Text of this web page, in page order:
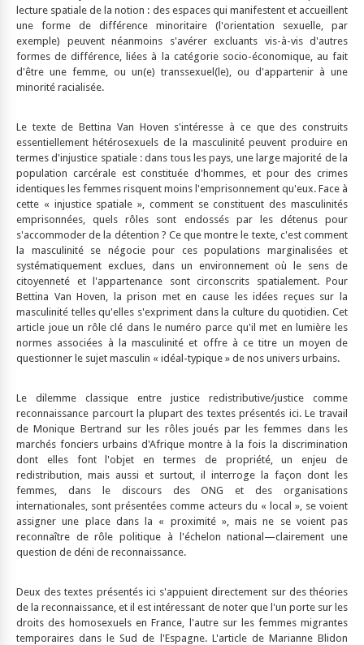
lecture spatiale de la notion : des espaces qui manifestent et accueillent
une forme de différence minoritaire (l'orientation sexuelle, par
exemple) peuvent néanmoins s'avérer excluants vis-à-vis d'autres
formes de différence, liées à la catégorie socio-économique, au fait
d'être une femme, ou un(e) transsexuel(le), ou d'appartenir à une
minorité racialisée.
Le texte de Bettina Van Hoven s'intéresse à ce que des construits
essentiellement hétérosexuels de la masculinité peuvent produire en
termes d'injustice spatiale : dans tous les pays, une large majorité de la
population carcérale est constituée d'hommes, et pour des crimes
identiques les femmes risquent moins l'emprisonnement qu'eux. Face à
cette « injustice spatiale », comment se constituent des masculinités
emprisonnées, quels rôles sont endossés par les détenus pour
s'accommoder de la détention ? Ce que montre le texte, c'est comment
la masculinité se négocie pour ces populations marginalisées et
systématiquement exclues, dans un environnement où le sens de
citoyenneté et l'appartenance sont circonscrits spatialement. Pour
Bettina Van Hoven, la prison met en cause les idées reçues sur la
masculinité telles qu'elles s'expriment dans la culture du quotidien. Cet
article joue un rôle clé dans le numéro parce qu'il met en lumière les
normes associées à la masculinité et offre à ce titre un moyen de
questionner le sujet masculin « idéal-typique » de nos univers urbains.
Le dilemme classique entre justice redistributive/justice comme
reconnaissance parcourt la plupart des textes présentés ici. Le travail
de Monique Bertrand sur les rôles joués par les femmes dans les
marchés fonciers urbains d'Afrique montre à la fois la discrimination
dont elles font l'objet en termes de propriété, un enjeu de
redistribution, mais aussi et surtout, il interroge la façon dont les
femmes, dans le discours des ONG et des organisations
internationales, sont présentées comme acteurs du « local », se voient
assigner une place dans la « proximité », mais ne se voient pas
reconnaître de rôle politique à l'échelon national—clairement une
question de déni de reconnaissance.
Deux des textes présentés ici s'appuient directement sur des théories
de la reconnaissance, et il est intéressant de noter que l'un porte sur les
droits des homosexuels en France, l'autre sur les femmes migrantes
temporaires dans le Sud de l'Espagne. L'article de Marianne Blidon